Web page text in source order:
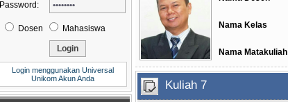
Password:
Dosen Mahasiswa
Login menggunakan Universal
Unikom Akun Anda
Nama Kelas
Nama Matakuliah
Kuliah 7